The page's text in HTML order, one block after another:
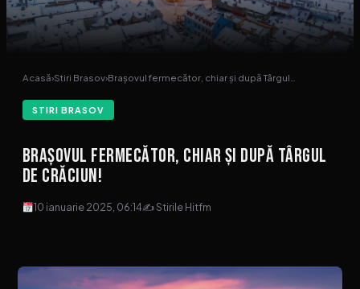
Acasă›Stiri Brasov›Brașovul fermecător, chiar și după Târgul…
STIRI BRASOV
Brașovul fermecător, chiar și după Târgul
de Crăciun!
10 ianuarie 2025, 06:14✍ Stirile Hitfm